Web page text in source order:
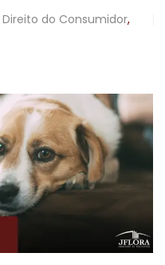
Direito do Consumidor,